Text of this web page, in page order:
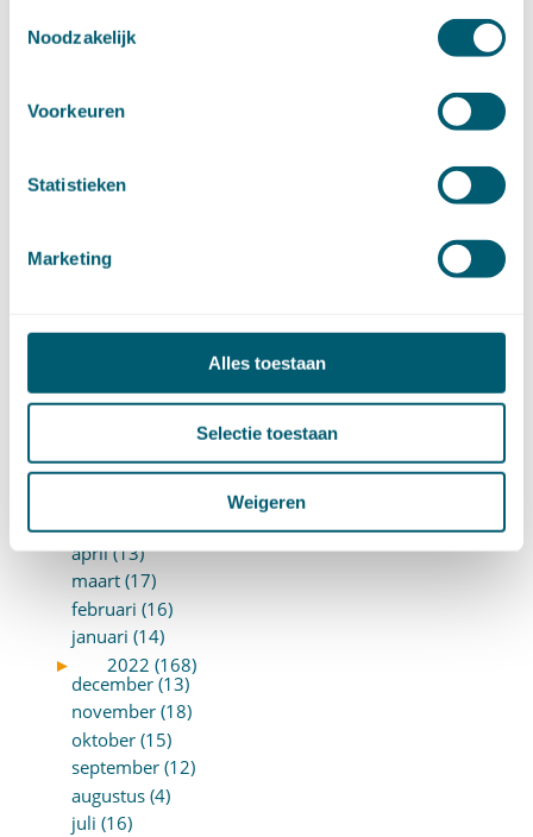
Noodzakelijk
Voorkeuren
Statistieken
Marketing
Alles toestaan
Selectie toestaan
Weigeren
oktober (17)
juli (8)
april (18)
februari (17)
december (12)
september (14)
juli (19)
mei (9)
april (13)
maart (17)
februari (16)
januari (14)
►
2022 (168)
december (13)
november (18)
oktober (15)
september (12)
augustus (4)
juli (16)